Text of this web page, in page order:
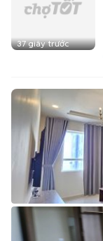
37 giây trước